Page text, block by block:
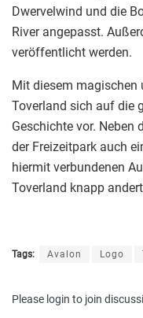
Dwervelwind und die
River angepasst.
veröffentlicht werden.
Mit diesem magischen
Toverland sich auf die
Geschichte vor. Neben
der Freizeitpark auch
hiermit verbundenen
Toverland knapp
Tags: Avalon Logo
Please login to join